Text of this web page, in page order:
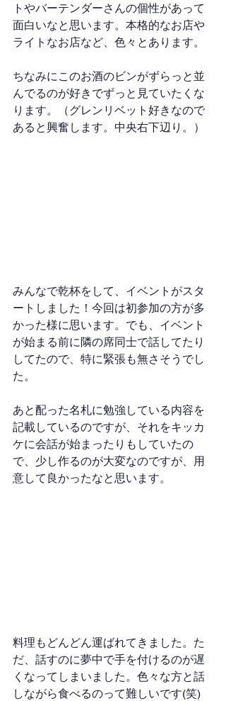
トやバーテンダーさんの個性があって
面白いなと思います。本格的なお店や
ライトなお店など、色々とあります。
ちなみにこのお酒のビンがずらっと並
んでるのが好きでずっと見ていたくな
ります。（グレンリベット好きなので
あると興奮します。中央右下辺り。）
みんなで乾杯をして、イベントがスタ
ートしました！今回は初参加の方が多
かった様に思います。でも、イベント
が始まる前に隣の席同士で話してたり
してたので、特に緊張も無さそうでし
た。
あと配った名札に勉強している内容を
記載しているのですが、それをキッカ
ケに会話が始まったりもしていたの
で、少し作るのが大変なのですが、用
意して良かったなと思います。
料理もどんどん運ばれてきました。た
だ、話すのに夢中で手を付けるのが遅
くなってしまいました。色々な方と話
しながら食べるのって難しいです(笑)